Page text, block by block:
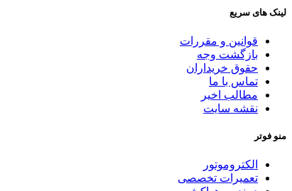
لینک های سریع
قوانین و مقررات
بازگشت وجه
حقوق خریداران
تماس با ما
مطالب اخیر
نقشه سایت
منو فوتر
الکتروموتور
تعمیرات تخصصی